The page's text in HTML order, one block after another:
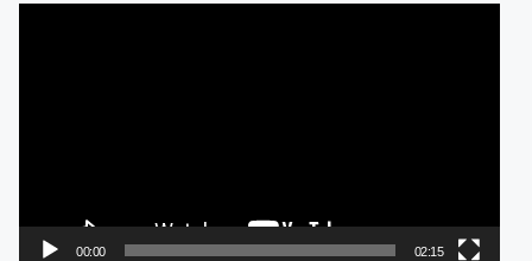
00:00 02:15